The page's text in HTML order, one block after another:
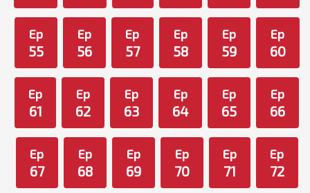
Ep
55
Ep
56
Ep
57
Ep
58
Ep
59
Ep
60
Ep
61
Ep
62
Ep
63
Ep
64
Ep
65
Ep
66
Ep
67
Ep
68
Ep
69
Ep
70
Ep
71
Ep
72